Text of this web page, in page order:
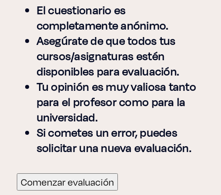
Derecho
Lo más buscado
Carreras
Derecho
Prepa ITESO
El cuestionario es
completamente anónimo.
Asegúrate de que todos tus
cursos/asignaturas estén
disponibles para evaluación.
Tu opinión es muy valiosa tanto
para el profesor como para la
universidad.
Si cometes un error, puedes
solicitar una nueva evaluación.
Comenzar evaluación